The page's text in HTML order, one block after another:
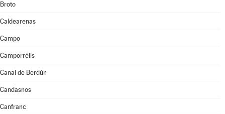
Broto
Caldearenas
Campo
Camporrélls
Canal de Berdún
Candasnos
Canfranc